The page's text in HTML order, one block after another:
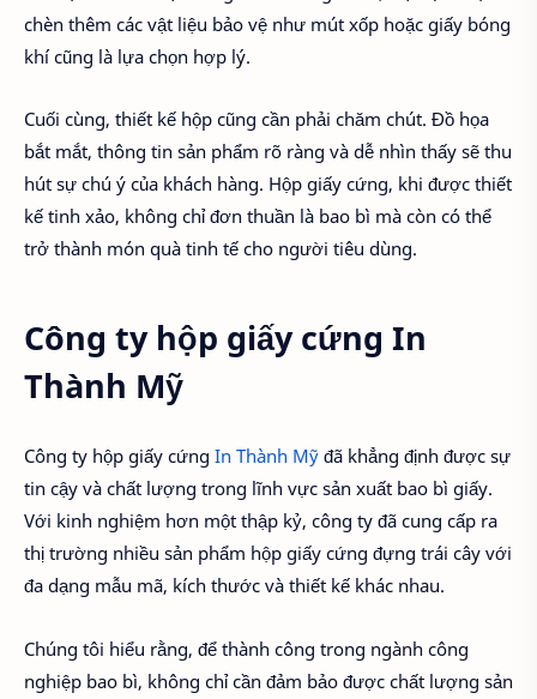
chèn thêm các vật liệu bảo vệ như mút xốp hoặc giấy bóng
khí cũng là lựa chọn hợp lý.
Cuối cùng, thiết kế hộp cũng cần phải chăm chút. Đồ họa
bắt mắt, thông tin sản phẩm rõ ràng và dễ nhìn thấy sẽ thu
hút sự chú ý của khách hàng. Hộp giấy cứng, khi được thiết
kế tinh xảo, không chỉ đơn thuần là bao bì mà còn có thể
trở thành món quà tinh tế cho người tiêu dùng.
Công ty hộp giấy cứng In
Thành Mỹ
Công ty hộp giấy cứng In Thành Mỹ đã khẳng định được sự
tin cậy và chất lượng trong lĩnh vực sản xuất bao bì giấy.
Với kinh nghiệm hơn một thập kỷ, công ty đã cung cấp ra
thị trường nhiều sản phẩm hộp giấy cứng đựng trái cây với
đa dạng mẫu mã, kích thước và thiết kế khác nhau.
Chúng tôi hiểu rằng, để thành công trong ngành công
nghiệp bao bì, không chỉ cần đảm bảo được chất lượng sản